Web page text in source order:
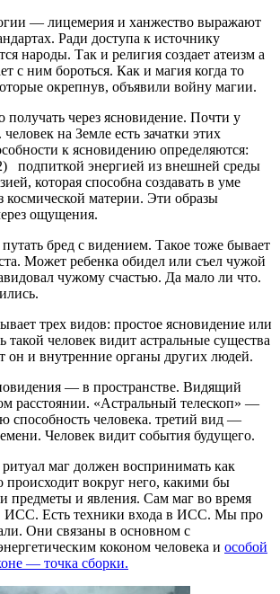
— лицемерия и ханжество выражают
Ради доступа к источнику
народы. Так и религия создает атеизм а
с ним бороться. Как и магия когда то
окрепнув, объявили войну магии.
через ясновидение. Почти у
на Земле есть зачатки этих
к ясновидению определяются:
подпиткой энергией из внешней среды
которая способна создавать в уме
космической материи. Эти образы
ощущения.
бред с видением. Такое тоже бывает
Может ребенка обидел или съел чужой
чужому счастью. Да мало ли что.
трех видов: простое ясновидение или
такой человек видит астральные существа
он и внутренние органы других людей.
— в пространстве. Видящий
расстоянии. «Астральный телескоп» —
способность человека. третий вид —
Человек видит события будущего.
маг должен воспринимать как
происходит вокруг него, какими бы
предметы и явления. Сам маг во время
в ИСС. Есть техники входа в ИСС. Мы про
Они связаны в основном с
коконом человека и особой
— точка сборки.